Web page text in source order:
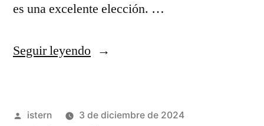
es una excelente elección. …
Seguir leyendo«Camisa
Publicado
istern
3 de diciembre de 2024